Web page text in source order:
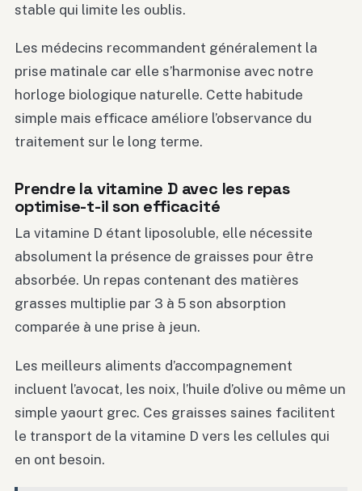
stable qui limite les oublis.
Les médecins recommandent généralement la
prise matinale car elle s’harmonise avec notre
horloge biologique naturelle. Cette habitude
simple mais efficace améliore l’observance du
traitement sur le long terme.
Prendre la vitamine D avec les repas
optimise-t-il son efficacité
La vitamine D étant liposoluble, elle nécessite
absolument la présence de graisses pour être
absorbée. Un repas contenant des matières
grasses multiplie par 3 à 5 son absorption
comparée à une prise à jeun.
Les meilleurs aliments d’accompagnement
incluent l’avocat, les noix, l’huile d’olive ou même un
simple yaourt grec. Ces graisses saines facilitent
le transport de la vitamine D vers les cellules qui
en ont besoin.